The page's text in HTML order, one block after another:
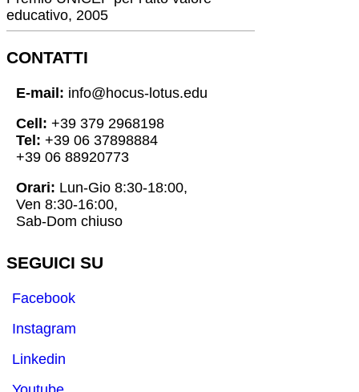
educativo, 2005
CONTATTI
E-mail: info@hocus-lotus.edu
Cell: +39 379 2968198
Tel: +39 06 37898884
+39 06 88920773
Orari: Lun-Gio 8:30-18:00,
Ven 8:30-16:00,
Sab-Dom chiuso
SEGUICI SU
Facebook
Instagram
Linkedin